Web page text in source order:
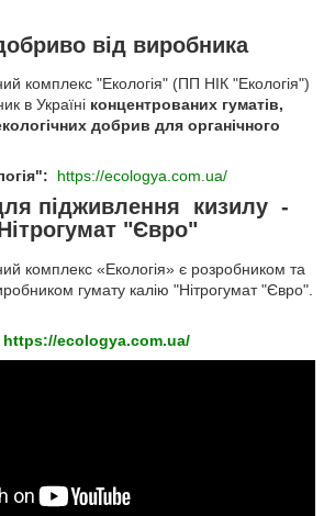
від виробника
комплекс "Екологія" (ПП НІК "Екологія")
в Україні концентрованих гуматів,
добрив для органічного
https://ecologya.com.ua/
підживлення кизилу -
"Євро"
комплекс «Екологія» є розробником та
гумату калію "Нітрогумат "Євро".
https://ecologya.com.ua/